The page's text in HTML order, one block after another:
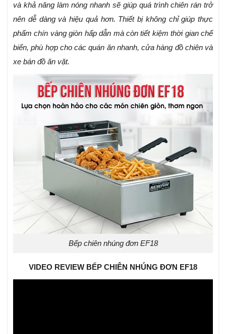
và khả năng làm nóng nhanh sẽ giúp quá trình chiên rán trở
nên dễ dàng và hiệu quả hơn. Thiết bị không chỉ giúp thực
phẩm chín vàng giòn hấp dẫn mà còn tiết kiệm thời gian chế
biến, phù hợp cho các quán ăn nhanh, cửa hàng đồ chiên và
xe bán đồ ăn vặt.
Bếp chiên nhúng đơn EF18
VIDEO REVIEW BẾP CHIÊN NHÚNG ĐƠN EF18